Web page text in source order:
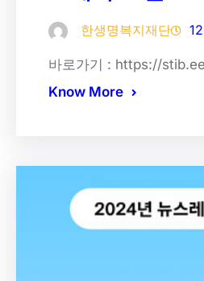
한생명복지재단
바로가기 : https://
Know More